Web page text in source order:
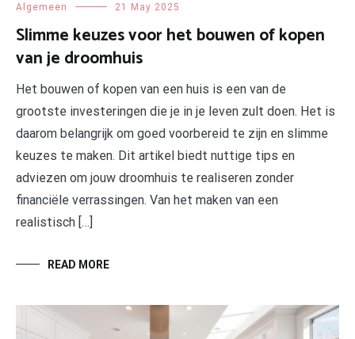
Algemeen 21 May 2025
Slimme keuzes voor het bouwen of kopen
van je droomhuis
Het bouwen of kopen van een huis is een van de
grootste investeringen die je in je leven zult doen. Het is
daarom belangrijk om goed voorbereid te zijn en slimme
keuzes te maken. Dit artikel biedt nuttige tips en
adviezen om jouw droomhuis te realiseren zonder
financiële verrassingen. Van het maken van een
realistisch […]
READ MORE